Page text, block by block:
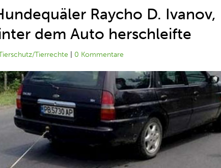
Raycho D. Ivanov,
dem Auto herschleifte
Tierrechte 0 Kommentare